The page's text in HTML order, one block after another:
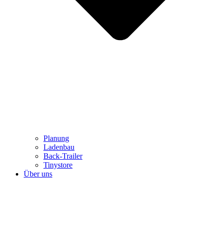
Planung
Ladenbau
Back-Trailer
Tinystore
Über uns